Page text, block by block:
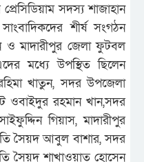
সদস্য শাজাহান
শীর্ষ সংগঠন
ও মাদারীপুর জেলা ফুটবল
মধ্যে উপস্থিত ছিলেন
খাতুন, সদর উপজেলা
ওবাইদুর রহমান খান,সদর
গিয়াস, মাদারীপুর
সৈয়দ আবুল বাশার, সদর
সৈয়দ শাখাওয়াত হোসেন